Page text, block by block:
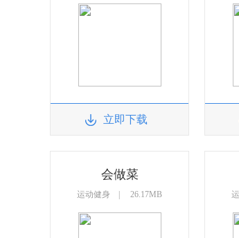
立即下载
会做菜
运动健身 | 26.17MB